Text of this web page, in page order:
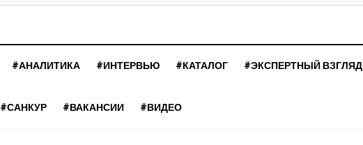
#АНАЛИТИКА #ИНТЕРВЬЮ #КАТАЛОГ #ЭКСПЕРТНЫЙ ВЗГЛЯД
#САНКУР #ВАКАНСИИ #ВИДЕО